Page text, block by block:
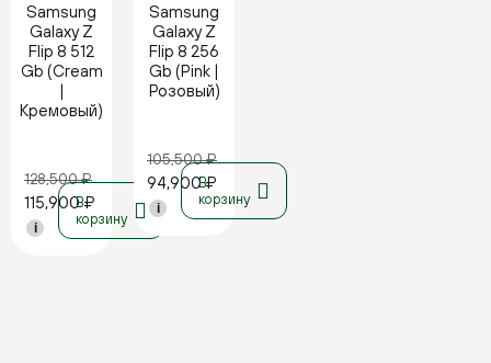
Samsung
Galaxy Z
Flip 8 512
Gb (Cream
|
Кремовый)
128,500₽
115,900₽
i
В
корзину
Samsung
Galaxy Z
Flip 8 256
Gb (Pink |
Розовый)
105,500₽
94,900₽
i
В
корзину